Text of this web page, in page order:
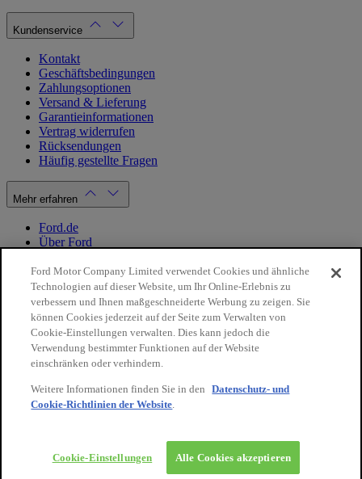
Kundenservice
Kontakt
Geschäftsbedingungen
Zahlungsoptionen
Versand & Lieferung
Garantieinformationen
Vertrag widerrufen
Rücksendungen
Häufig gestellte Fragen
Mehr erfahren
Ford.de
Über Ford
Datenschutzbestimmungen
Impressum
Mein Konto
Login / Registrierung
Meine Bestellungen
Land ändern
© 2026 Ford-Werke-GmbH
Ford Onlineshop
Ford Motor Company Limited verwendet Cookies und ähnliche
Technologien auf dieser Website, um Ihr Online-Erlebnis zu
verbessern und Ihnen maßgeschneiderte Werbung zu zeigen. Sie
können Cookies jederzeit auf der Seite zum Verwalten von
Cookie-Einstellungen verwalten. Dies kann jedoch die
Verwendung bestimmter Funktionen auf der Website
einschränken oder verhindern.
Weitere Informationen finden Sie in den
Datenschutz- und
Cookie-Richtlinien der Website.
Cookie-Einstellungen Alle Cookies akzeptieren
Bestellung